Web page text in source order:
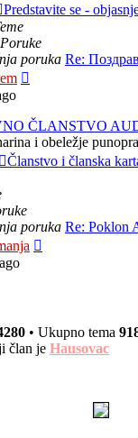
Predstavite se -
Poruke
poruka Re:
ČLANSTVO
i obeležje
Članstvo i članska
poruka Re: Poklon
• Ukupno tema
član je Hausovac